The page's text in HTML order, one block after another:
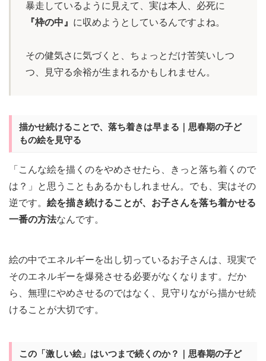
暴走しているように見えて、実は本人、必死に
『枠の中』 に収めようとしているんですよね。
その健気さに気づくと、ちょっとだけ苦笑いしつ
つ、見守る余裕が生まれるかもしれません。
描かせ続けることで、落ち着きは早まる｜思春期の子ど
もの絵を見守る
「こんな絵を描くのをやめさせたら、きっと落ち着くので
は？」と思うこともあるかもしれません。でも、実はその
逆です。 絵を描き続けることが、お子さんを落ち着かせる
一番の方法なんです。
絵の中でエネルギーを出し切っているお子さんは、現実で
そのエネルギーを爆発させる必要がなくなります。だか
ら、無理にやめさせるのではなく、見守りながら描かせ続
けることが大切です。
この「激しい絵」はいつまで続くのか？｜思春期の子ど